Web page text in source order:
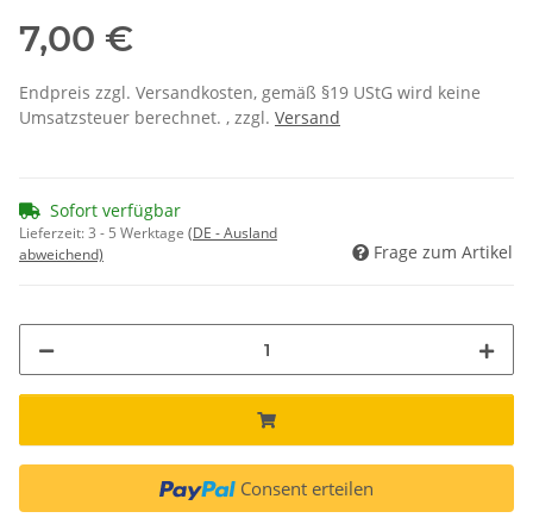
7,00 €
Endpreis zzgl. Versandkosten, gemäß §19 UStG wird keine
Umsatzsteuer berechnet. , zzgl. Versand
Sofort verfügbar
Lieferzeit:3 - 5 Werktage (DE - Ausland
abweichend)
Frage zum Artikel
Consent erteilen